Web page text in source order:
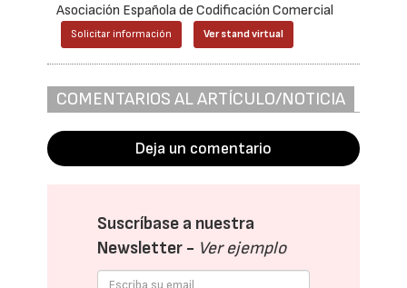
Asociación Española de Codificación Comercial
Solicitar información Ver stand virtual
COMENTARIOS AL ARTÍCULO/NOTICIA
Deja un comentario
Suscríbase a nuestra
Newsletter - Ver ejemplo